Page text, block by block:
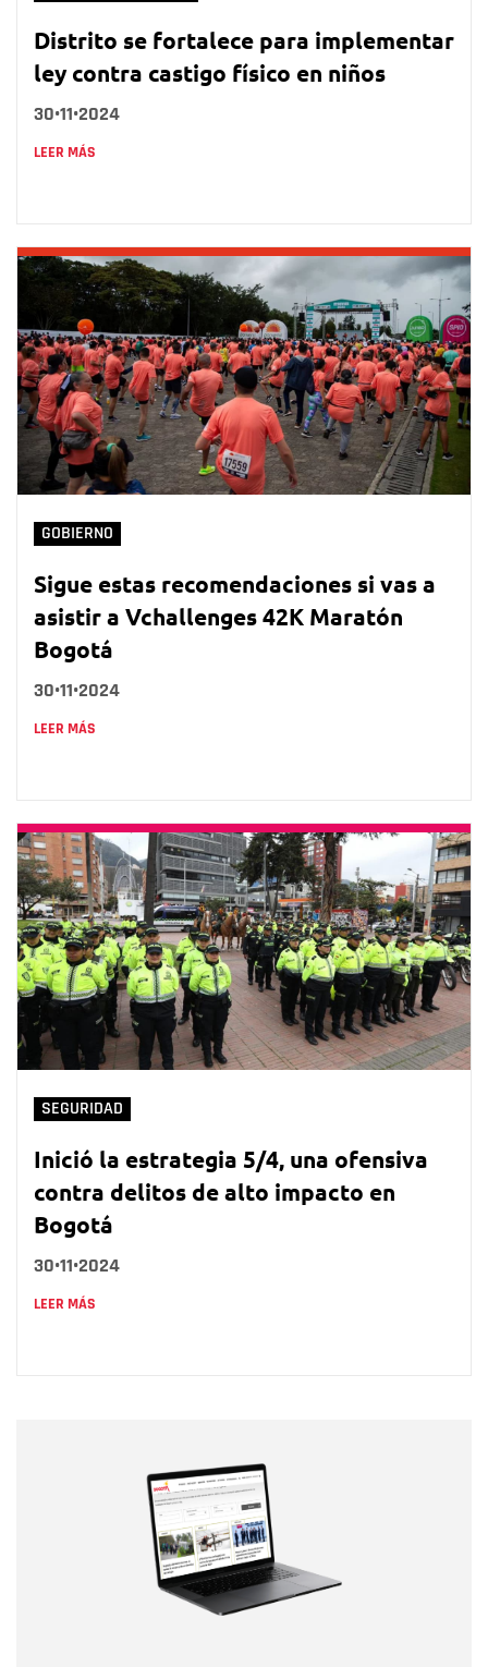
Distrito se fortalece para implementar
ley contra castigo físico en niños
30•11•2024
LEER MÁS
GOBIERNO
Sigue estas recomendaciones si vas a
asistir a Vchallenges 42K Maratón
Bogotá
30•11•2024
LEER MÁS
SEGURIDAD
Inició la estrategia 5/4, una ofensiva
contra delitos de alto impacto en
Bogotá
30•11•2024
LEER MÁS
Correo electrónico
Tipo de comentario